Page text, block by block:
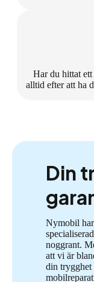
Har du hittat
alltid efter att ha
Din
Nymobil
noggrant.
att vi är
din trygghet